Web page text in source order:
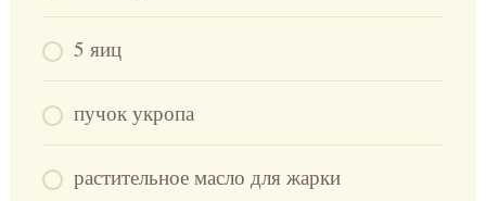
5 яиц
пучок укропа
растительное масло для жарки